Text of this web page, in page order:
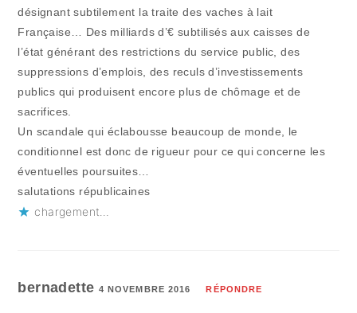
désignant subtilement la traite des vaches à lait
Française… Des milliards d’€ subtilisés aux caisses de
l’état générant des restrictions du service public, des
suppressions d’emplois, des reculs d’investissements
publics qui produisent encore plus de chômage et de
sacrifices.
Un scandale qui éclabousse beaucoup de monde, le
conditionnel est donc de rigueur pour ce qui concerne les
éventuelles poursuites…
salutations républicaines
chargement…
bernadette 4 NOVEMBRE 2016 RÉPONDRE